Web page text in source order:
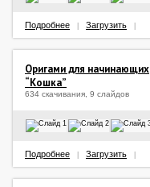
Подробнее Загрузить
Оригами для начинающих
“Кошка”
634 скачивания, 9 слайдов
Подробнее Загрузить